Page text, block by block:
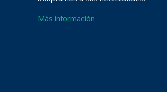
Más información